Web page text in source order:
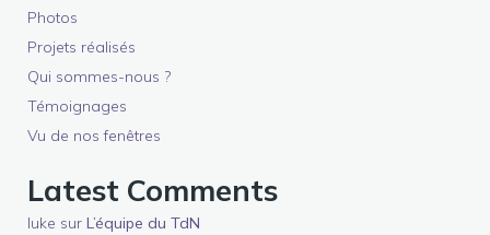
Photos
Projets réalisés
Qui sommes-nous ?
Témoignages
Vu de nos fenêtres
Latest Comments
luke sur L’équipe du TdN